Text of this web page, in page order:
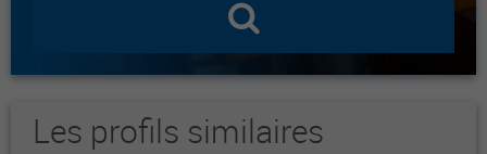
Les profils similaires